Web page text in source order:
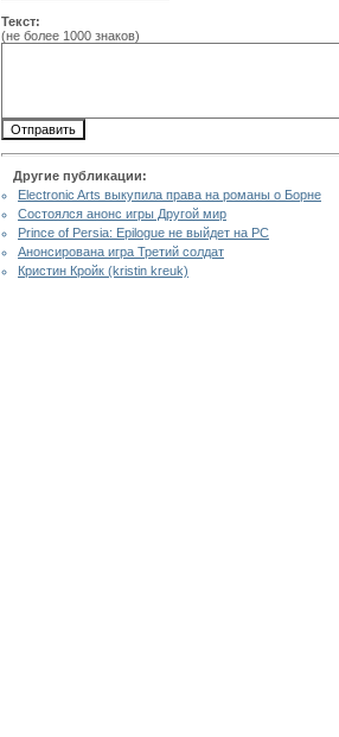
Текст:
(не более 1000 знаков)
Другие публикации:
Electronic Arts выкупила права на романы о Борне
Состоялся анонс игры Другой мир
Prince of Persia: Epilogue не выйдет на PC
Анонсирована игра Третий солдат
Кристин Кройк (kristin kreuk)